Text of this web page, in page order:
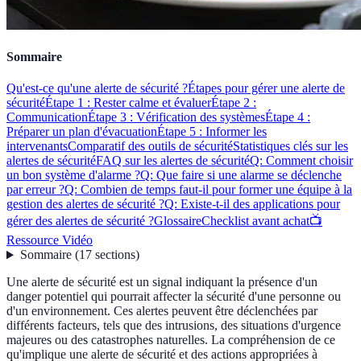
Sommaire
Qu'est-ce qu'une alerte de sécurité ?Étapes pour gérer une alerte de
sécuritéÉtape 1 : Rester calme et évaluerÉtape 2 :
CommunicationÉtape 3 : Vérification des systèmesÉtape 4 :
Préparer un plan d'évacuationÉtape 5 : Informer les
intervenantsComparatif des outils de sécuritéStatistiques clés sur les
alertes de sécuritéFAQ sur les alertes de sécuritéQ: Comment choisir
un bon système d'alarme ?Q: Que faire si une alarme se déclenche
par erreur ?Q: Combien de temps faut-il pour former une équipe à la
gestion des alertes de sécurité ?Q: Existe-t-il des applications pour
gérer des alertes de sécurité ?GlossaireChecklist avant achat📺
Ressource Vidéo
Sommaire(17 sections)
Une alerte de sécurité est un signal indiquant la présence d'un
danger potentiel qui pourrait affecter la sécurité d'une personne ou
d'un environnement. Ces alertes peuvent être déclenchées par
différents facteurs, tels que des intrusions, des situations d'urgence
majeures ou des catastrophes naturelles. La compréhension de ce
qu'implique une alerte de sécurité et des actions appropriées à